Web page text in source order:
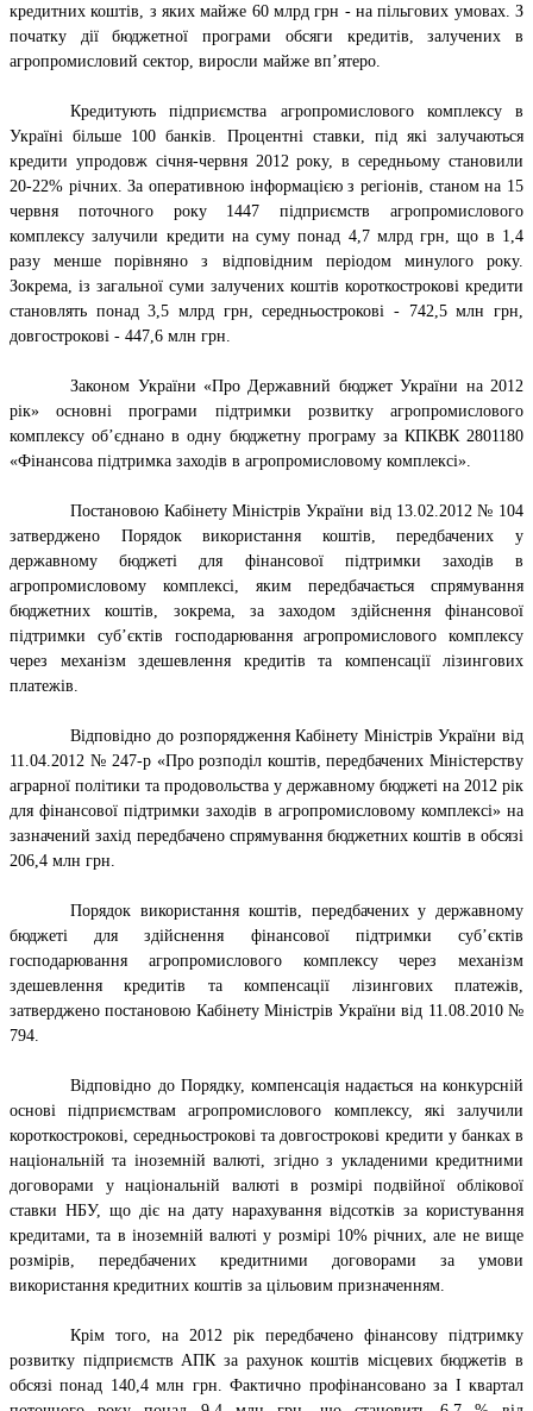
кредитних коштів, з яких майже 60 млрд грн - на пільгових умовах. З
початку дії бюджетної програми обсяги кредитів, залучених в
агропромисловий сектор, виросли майже вп’ятеро.
Кредитують підприємства агропромислового комплексу в
Україні більше 100 банків. Процентні ставки, під які залучаються
кредити упродовж січня-червня 2012 року, в середньому становили
20-22% річних. За оперативною інформацією з регіонів, станом на 15
червня поточного року 1447 підприємств агропромислового
комплексу залучили кредити на суму понад 4,7 млрд грн, що в 1,4
разу менше порівняно з відповідним періодом минулого року.
Зокрема, із загальної суми залучених коштів короткострокові кредити
становлять понад 3,5 млрд грн, середньострокові - 742,5 млн грн,
довгострокові - 447,6 млн грн.
Законом України «Про Державний бюджет України на 2012
рік» основні програми підтримки розвитку агропромислового
комплексу об’єднано в одну бюджетну програму за КПКВК 2801180
«Фінансова підтримка заходів в агропромисловому комплексі».
Постановою Кабінету Міністрів України від 13.02.2012 № 104
затверджено Порядок використання коштів, передбачених у
державному бюджеті для фінансової підтримки заходів в
агропромисловому комплексі, яким передбачається спрямування
бюджетних коштів, зокрема, за заходом здійснення фінансової
підтримки суб’єктів господарювання агропромислового комплексу
через механізм здешевлення кредитів та компенсації лізингових
платежів.
Відповідно до розпорядження Кабінету Міністрів України від
11.04.2012 № 247-р «Про розподіл коштів, передбачених Міністерству
аграрної політики та продовольства у державному бюджеті на 2012 рік
для фінансової підтримки заходів в агропромисловому комплексі» на
зазначений захід передбачено спрямування бюджетних коштів в обсязі
206,4 млн грн.
Порядок використання коштів, передбачених у державному
бюджеті для здійснення фінансової підтримки суб’єктів
господарювання агропромислового комплексу через механізм
здешевлення кредитів та компенсації лізингових платежів,
затверджено постановою Кабінету Міністрів України від 11.08.2010 №
794.
Відповідно до Порядку, компенсація надається на конкурсній
основі підприємствам агропромислового комплексу, які залучили
короткострокові, середньострокові та довгострокові кредити у банках в
національній та іноземній валюті, згідно з укладеними кредитними
договорами у національній валюті в розмірі подвійної облікової
ставки НБУ, що діє на дату нарахування відсотків за користування
кредитами, та в іноземній валюті у розмірі 10% річних, але не вище
розмірів, передбачених кредитними договорами за умови
використання кредитних коштів за цільовим призначенням.
Крім того, на 2012 рік передбачено фінансову підтримку
розвитку підприємств АПК за рахунок коштів місцевих бюджетів в
обсязі понад 140,4 млн грн. Фактично профінансовано за І квартал